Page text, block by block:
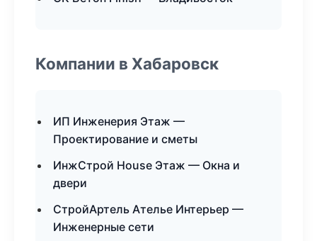
Компании в Хабаровск
ИП Инженерия Этаж —
Проектирование и сметы
ИнжСтрой House Этаж — Окна и
двери
СтройАртель Ателье Интерьер —
Инженерные сети